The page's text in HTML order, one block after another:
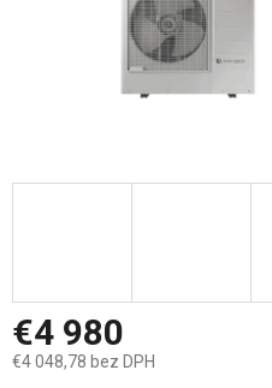
€4 980
€4 048,78 bez DPH